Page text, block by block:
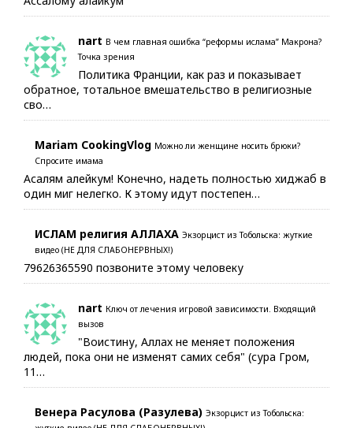
nart В чем главная ошибка “реформы ислама” Макрона?
Точка зрения
Политика Франции, как раз и показывает
обратное, тотальное вмешательство в религиозные
сво…
Mariam CookingVlog Можно ли женщине носить брюки?
Спросите имама
Асалям алейкум! Конечно, надеть полностью хиджаб в
один миг нелегко. К этому идут постепен…
ИСЛАМ религия АЛЛАХА Экзорцист из Тобольска: жуткие
видео (НЕ ДЛЯ СЛАБОНЕРВНЫХ!)
79626365590 позвоните этому человеку
nart Ключ от лечения игровой зависимости. Входящий
вызов
"Воистину, Аллах не меняет положения
людей, пока они не изменят самих себя" (сура Гром,
11…
Венера Расулова (Разулева) Экзорцист из Тобольска: